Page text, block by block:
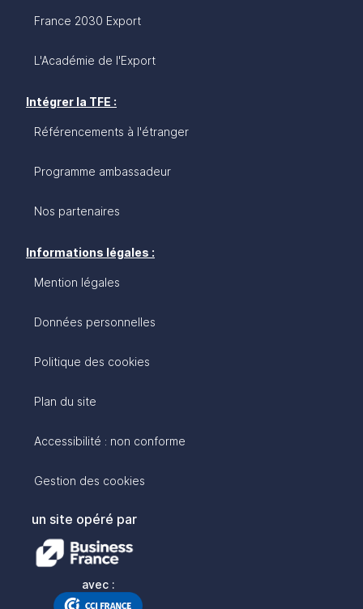
France 2030 Export
L'Académie de l'Export
Intégrer la TFE :
Référencements à l'étranger
Programme ambassadeur
Nos partenaires
Informations légales :
Mention légales
Données personnelles
Politique des cookies
Plan du site
Accessibilité : non conforme
Gestion des cookies
un site opéré par
avec :